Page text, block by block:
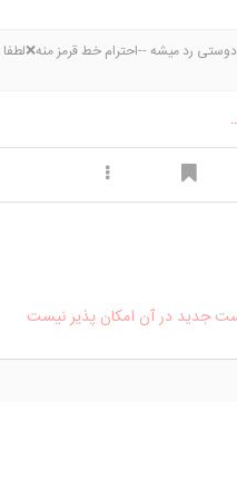
رد میشه --احترام خط قرمز منه❌لطفا
جدید در آن امکان پذیر نیست